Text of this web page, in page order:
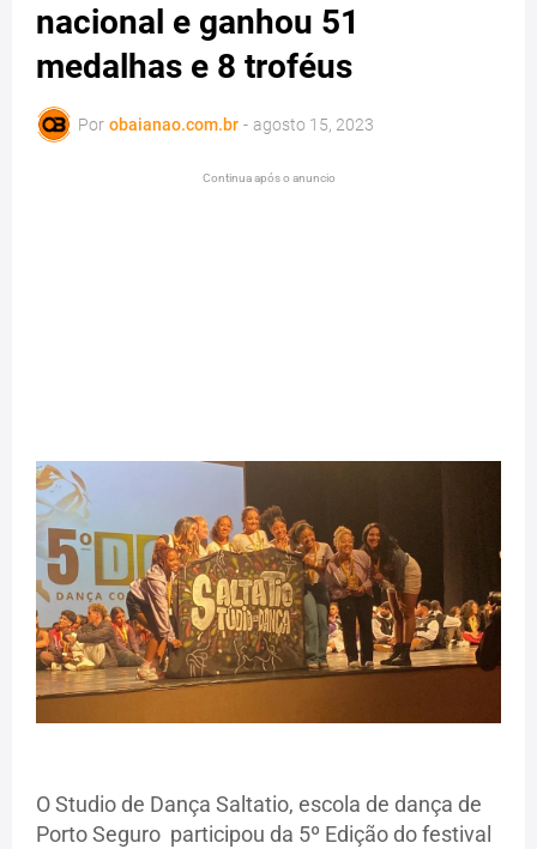
nacional e ganhou 51
medalhas e 8 troféus
Por obaianao.com.br - agosto 15, 2023
Continua após o anuncio
O Studio de Dança Saltatio, escola de dança de
Porto Seguro participou da 5º Edição do festival